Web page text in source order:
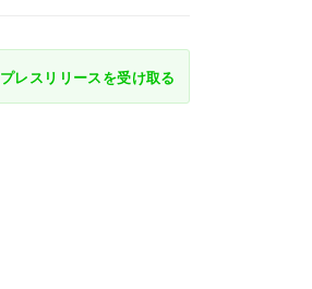
プレスリリースを受け取る